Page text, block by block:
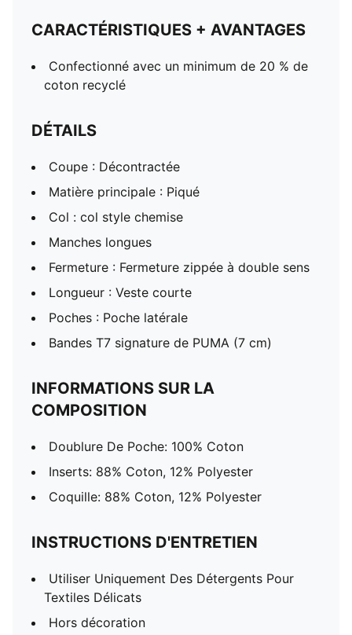
CARACTÉRISTIQUES + AVANTAGES
Confectionné avec un minimum de 20 % de
coton recyclé
DÉTAILS
Coupe : Décontractée
Matière principale : Piqué
Col : col style chemise
Manches longues
Fermeture : Fermeture zippée à double sens
Longueur : Veste courte
Poches : Poche latérale
Bandes T7 signature de PUMA (7 cm)
INFORMATIONS SUR LA
COMPOSITION
Doublure De Poche: 100% Coton
Inserts: 88% Coton, 12% Polyester
Coquille: 88% Coton, 12% Polyester
INSTRUCTIONS D'ENTRETIEN
Utiliser Uniquement Des Détergents Pour
Textiles Délicats
Hors décoration